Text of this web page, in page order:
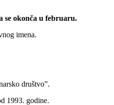
se okonča u februaru.
imena.
društvo”.
1993. godine.